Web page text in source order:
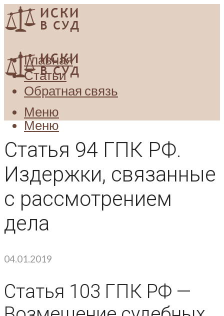
Главная
Статьи
Обратная связь
Меню
Меню
Статья 94 ГПК РФ.
Издержки, связанные
с рассмотрением
дела
04.01.2019
Статья 103 ГПК РФ —